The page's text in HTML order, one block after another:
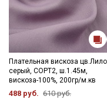
Плательная вискоза
серый, СОРТ2, ш.1.45м,
вискоза-100%, 200гр/м.кв
488 руб. 610 руб.
Секретная
Мы